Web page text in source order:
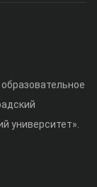
университет».